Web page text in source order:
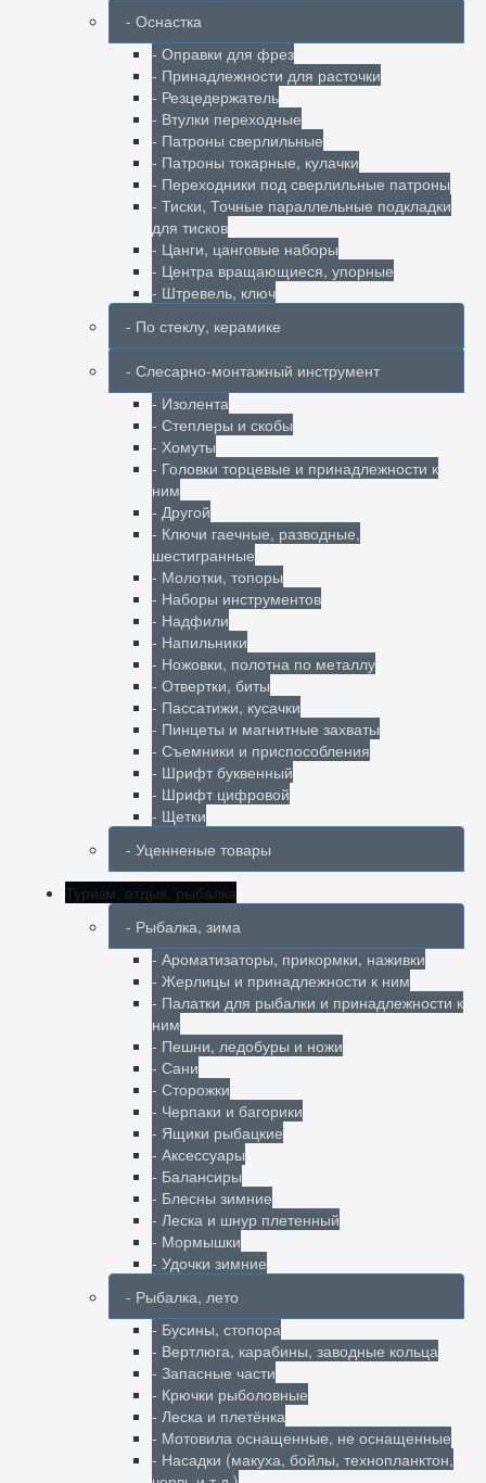
- Оснастка
- Оправки для фрез
- Принадлежности для расточки
- Резцедержатель
- Втулки переходные
- Патроны сверлильные
- Патроны токарные, кулачки
- Переходники под сверлильные патроны
- Тиски, Точные параллельные подкладки
для тисков
- Цанги, цанговые наборы
- Центра вращающиеся, упорные
- Штревель, ключ
- По стеклу, керамике
- Слесарно-монтажный инструмент
- Изолента
- Степлеры и скобы
- Хомуты
- Головки торцевые и принадлежности к
ним
- Другой
- Ключи гаечные, разводные,
шестигранные
- Молотки, топоры
- Наборы инструментов
- Надфили
- Напильники
- Ножовки, полотна по металлу
- Отвертки, биты
- Пассатижи, кусачки
- Пинцеты и магнитные захваты
- Съемники и приспособления
- Шрифт буквенный
- Шрифт цифровой
- Щетки
- Уценненые товары
Туризм, отдых, рыбалка
- Рыбалка, зима
- Ароматизаторы, прикормки, наживки
- Жерлицы и принадлежности к ним
- Палатки для рыбалки и принадлежности к
ним
- Пешни, ледобуры и ножи
- Сани
- Сторожки
- Черпаки и багорики
- Ящики рыбацкие
- Аксессуары
- Балансиры
- Блесны зимние
- Леска и шнур плетенный
- Мормышки
- Удочки зимние
- Рыбалка, лето
- Бусины, стопора
- Вертлюга, карабины, заводные кольца
- Запасные части
- Крючки рыболовные
- Леска и плетёнка
- Мотовила оснащенные, не оснащенные
- Насадки (макуха, бойлы, технопланктон,